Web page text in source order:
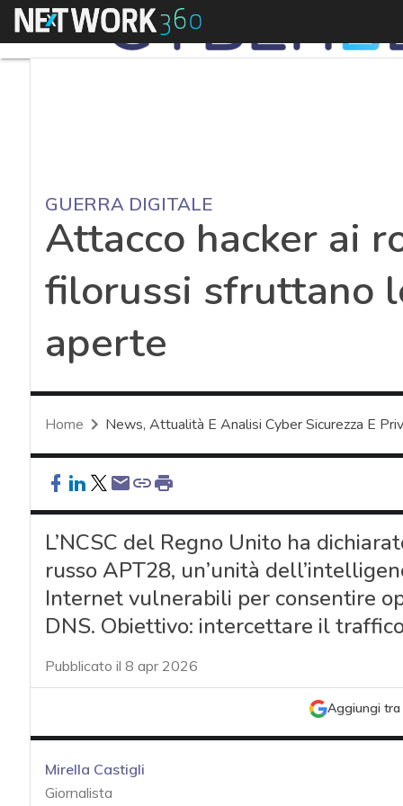
Menu
GUERRA DIGITALE
Attacco hacker ai
filorussi sfruttano
aperte
Home News, Attualità E Analisi Cyber Sicurezza E
L’NCSC del Regno Unito ha
russo APT28, un’unità
Internet vulnerabili per consentire
DNS. Obiettivo: intercettare il
Pubblicato il 8 apr 2026
Aggiungi tra
Mirella Castigli
Giornalista